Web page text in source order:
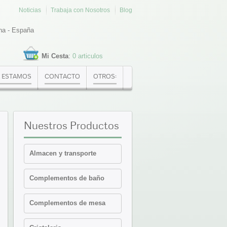
Noticias Trabaja con Nosotros Blog
- España
Mi Cesta: 0 articulos
CONTACTO OTROS:
Nuestros Productos
Almacen y transporte
Contenedores y cajas
isotermicas
Estanterias
Palets PVC y plataformas
Complementos de baño
Complementos de mesa